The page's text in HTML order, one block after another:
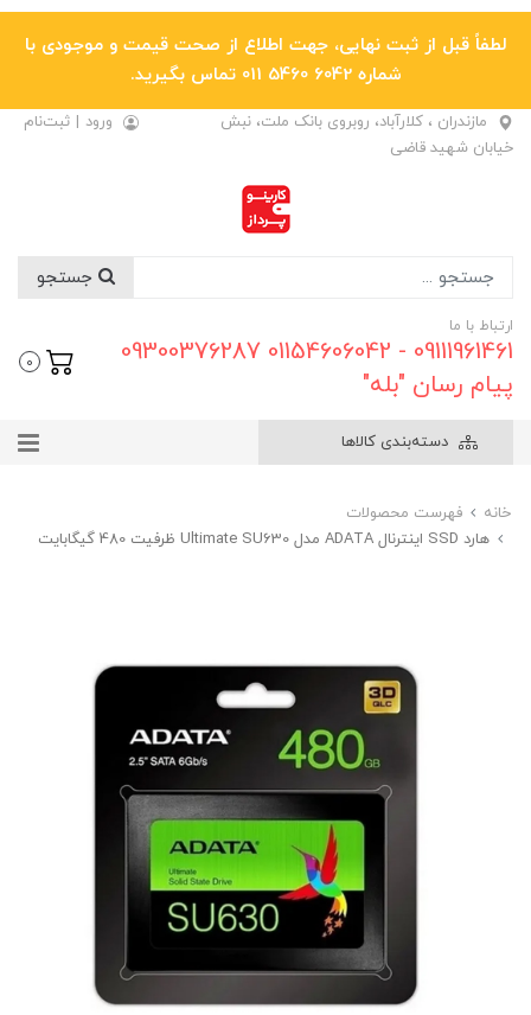
لطفاً قبل از ثبت نهایی، جهت اطلاع از صحت قیمت و موجودی با
شماره 6042 5460 011 تماس بگیرید.
مازندران ، کلارآباد، روبروی بانک ملت، نبش
خیابان شهید قاضی
ورود | ثبت‌نام
ارتباط با ما
09111961461 - 01154606042 09300376287
پیام رسان "بله"
0
دسته‌بندی کالاها
خانه
فهرست محصولات
هارد SSD اینترنال ADATA مدل Ultimate SU630 ظرفیت 480 گیگابایت